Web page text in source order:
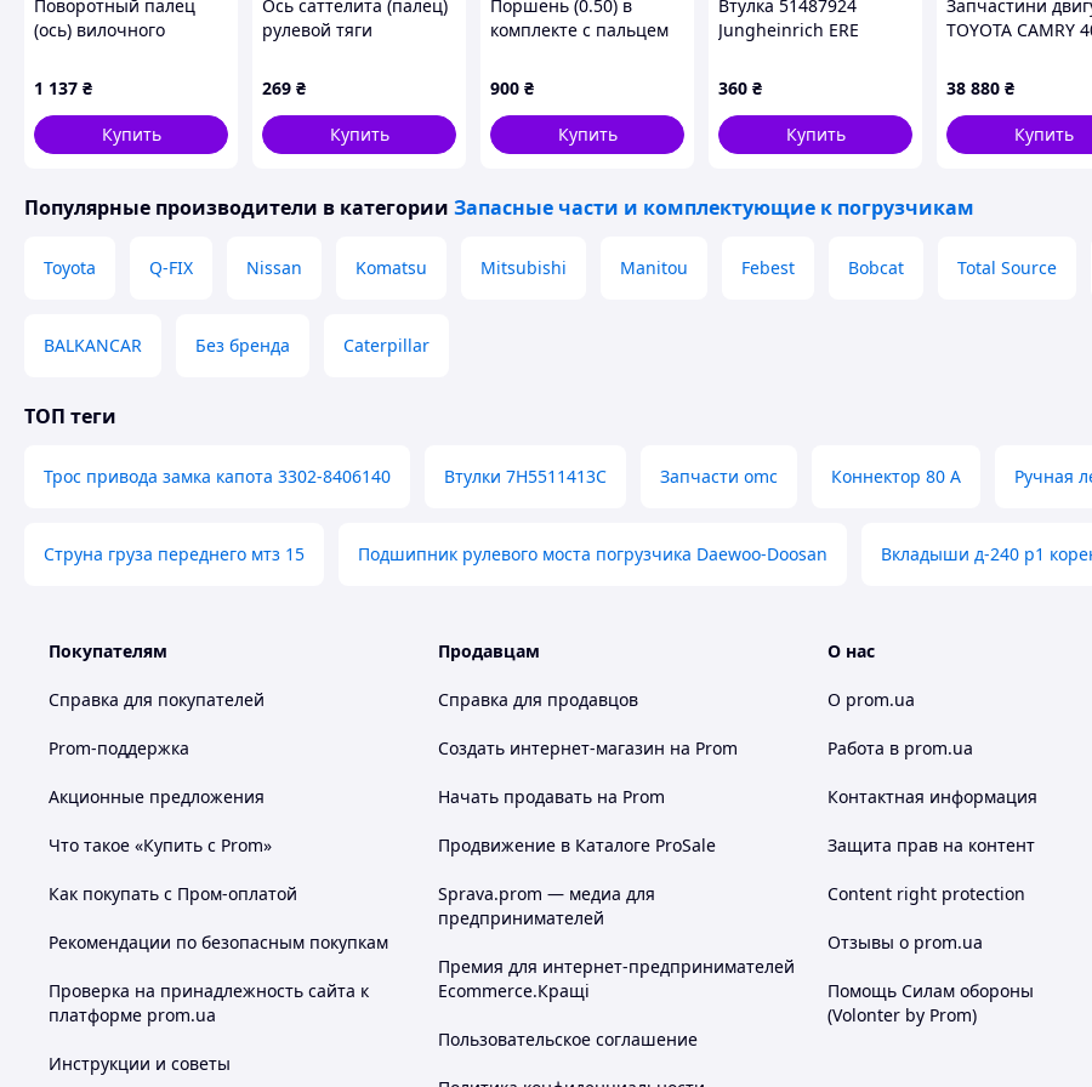
Поворотный палец
(ось) вилочного
43731-23610-71
1 137 ₴
Купить
Ось саттелита (палец)
рулевой тяги
Toyota 43753-30511-71
269 ₴
Купить
Поршень (0.50) в
комплекте с пальцем
вилочного погрузчика
Toyota 13103-78202-71
900 ₴
Купить
Втулка 51487924
Jungheinrich ERE
360 ₴
Купить
Запчастини
TOYOTA CAMRY
38 880 ₴
Купить
Популярные производители в категории Запасные части и комплектующие к погрузчикам
Toyota Q-FIX Nissan Komatsu Mitsubishi Manitou Febest Bobcat Total Source
BALKANCAR Без бренда Caterpillar
ТОП теги
Трос привода замка капота 3302-8406140 Втулки 7H5511413C Запчасти omc Коннектор 80 А Ручная
Струна груза переднего мтз 15 Подшипник рулевого моста погрузчика Daewoo-Doosan Вкладыши д-240 р1
Покупателям
Справка для покупателей
Prom-поддержка
Акционные предложения
Что такое «Купить с Prom»
Как покупать с Пром-оплатой
Рекомендации по безопасным покупкам
Проверка на принадлежность сайта к
платформе prom.ua
Инструкции и советы
Продавцам
Справка для продавцов
Создать интернет-магазин на Prom
Начать продавать на Prom
Продвижение в Каталоге ProSale
Sprava.prom — медиа для
предпринимателей
Премия для интернет-предпринимателей
Ecommerce.Кращі
Пользовательское соглашение
О нас
О prom.ua
Работа в prom.ua
Контактная информация
Защита прав на контент
Content right protection
Отзывы о prom.ua
Помощь Силам обороны
(Volonter by Prom)